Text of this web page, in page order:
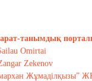
Тағы оқу
танымдық
Omirtai
Zekenov
Жұмаділқызы”